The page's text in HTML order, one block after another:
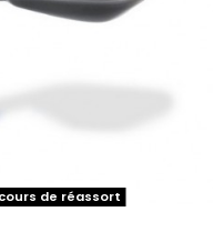
de réassort